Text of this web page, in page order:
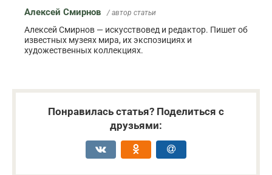
Алексей Смирнов / автор статьи
Алексей Смирнов — искусствовед и редактор. Пишет об
известных музеях мира, их экспозициях и
художественных коллекциях.
Понравилась статья? Поделиться с
друзьями: